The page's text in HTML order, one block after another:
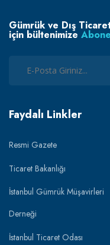
Gümrük ve Dış
için bültenimize Abone
Faydalı Linkler
Resmi Gazete
Ticaret Bakanlığı
İstanbul Gümrük Müşavirleri
Derneği
İstanbul Ticaret Odası